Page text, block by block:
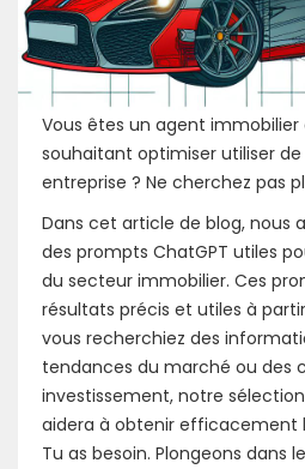
Vous êtes un agent immobilier
souhaitant optimiser utiliser
entreprise ? Ne cherchez pas
Dans cet article de blog, nous
des prompts ChatGPT utiles
du secteur immobilier. Ces
résultats précis et utiles à
vous recherchiez des
tendances du marché ou des
investissement, notre
aidera à obtenir efficacement
Tu as besoin. Plongeons dans